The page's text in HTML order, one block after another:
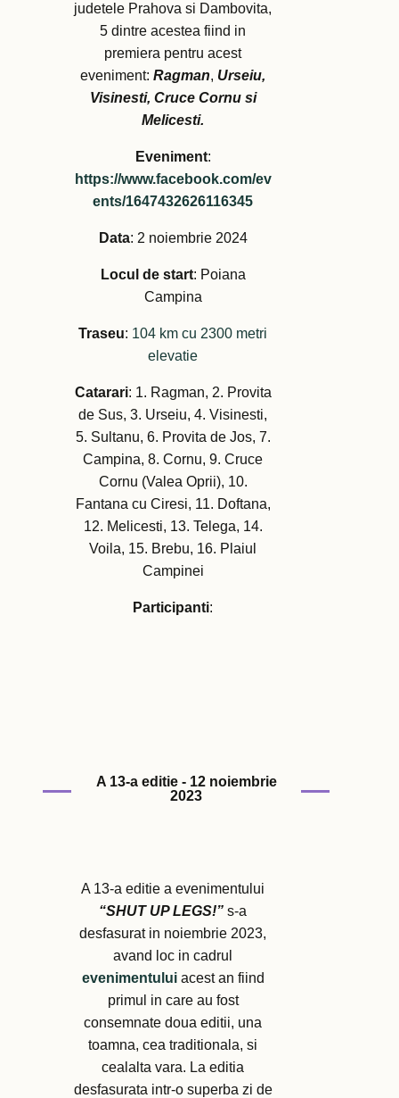
judetele Prahova si Dambovita,
5 dintre acestea fiind in
premiera pentru acest
eveniment: Ragman, Urseiu,
Visinesti, Cruce Cornu si
Melicesti.
Eveniment:
https://www.facebook.com/ev
ents/1647432626116345
Data: 2 noiembrie 2024
Locul de start: Poiana
Campina
Traseu: 104 km cu 2300 metri
elevatie
Catarari: 1. Ragman, 2. Provita
de Sus, 3. Urseiu, 4. Visinesti,
5. Sultanu, 6. Provita de Jos, 7.
Campina, 8. Cornu, 9. Cruce
Cornu (Valea Oprii), 10.
Fantana cu Ciresi, 11. Doftana,
12. Melicesti, 13. Telega, 14.
Voila, 15. Brebu, 16. Plaiul
Campinei
Participanti:
A 13-a editie - 12 noiembrie
2023
A 13-a editie a evenimentului
“SHUT UP LEGS!” s-a
desfasurat in noiembrie 2023,
avand loc in cadrul
evenimentuluiacest an fiind
primul in care au fost
consemnate doua editii, una
toamna, cea traditionala, si
cealalta vara. La editia
desfasurata intr-o superba zi de